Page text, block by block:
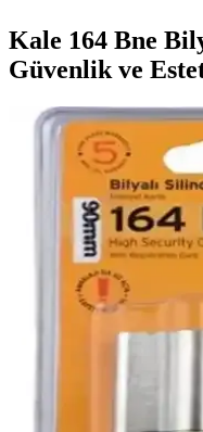
Kale 164 Bne
Güvenlik ve